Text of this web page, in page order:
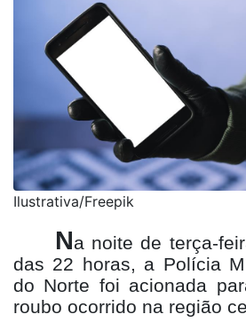
Ilustrativa/Freepik
Na noite de terça-
das 22 horas, a Polícia
do Norte foi acionada
roubo ocorrido na região